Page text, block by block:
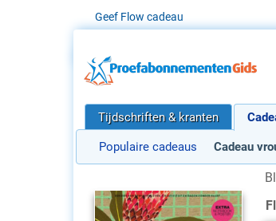
Geef Flow cadeau
Tijdschriften & kranten
Populaire cadeaus Cadeau